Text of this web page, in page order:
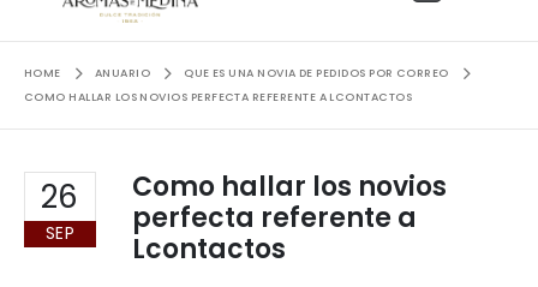
HOME ANUARIO
QUE ES UNA NOVIA DE PEDIDOS POR CORREO
COMO HALLAR LOS NOVIOS PERFECTA REFERENTE A LCONTACTOS
26
SEP
Como hallar los novios
perfecta referente a
Lcontactos